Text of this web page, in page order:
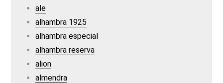
ale
alhambra 1925
alhambra especial
alhambra reserva
alion
almendra